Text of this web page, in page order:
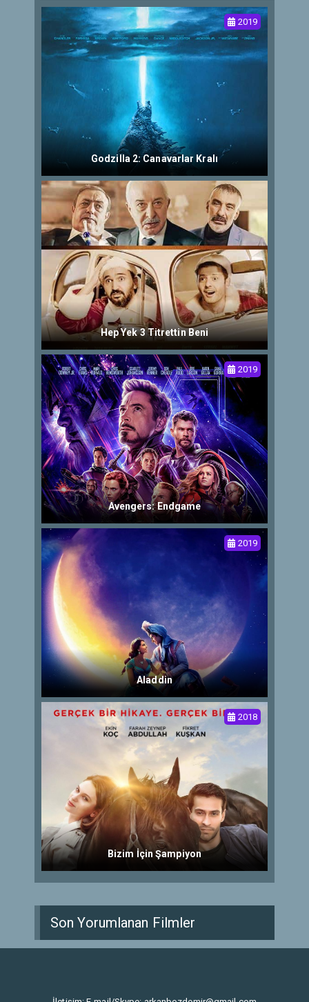
Godzilla 2: Canavarlar Kralı
2019
Hep Yek 3 Titrettin Beni
Avengers: Endgame
2019
Aladdin
2019
Bizim İçin Şampiyon
2018
Son Yorumlanan Filmler